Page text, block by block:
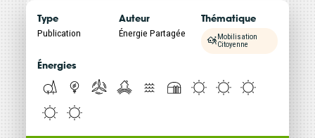
DÉCOUVRIR
Énergie Partagée accompagne les initiatives
de production d'énergie renouvelable qui
associent les habitants et acteurs de leur
territoire.
Type
Publication
Auteur
Énergie Partagée
Thématique
Mobilisation
Citoyenne
Énergies